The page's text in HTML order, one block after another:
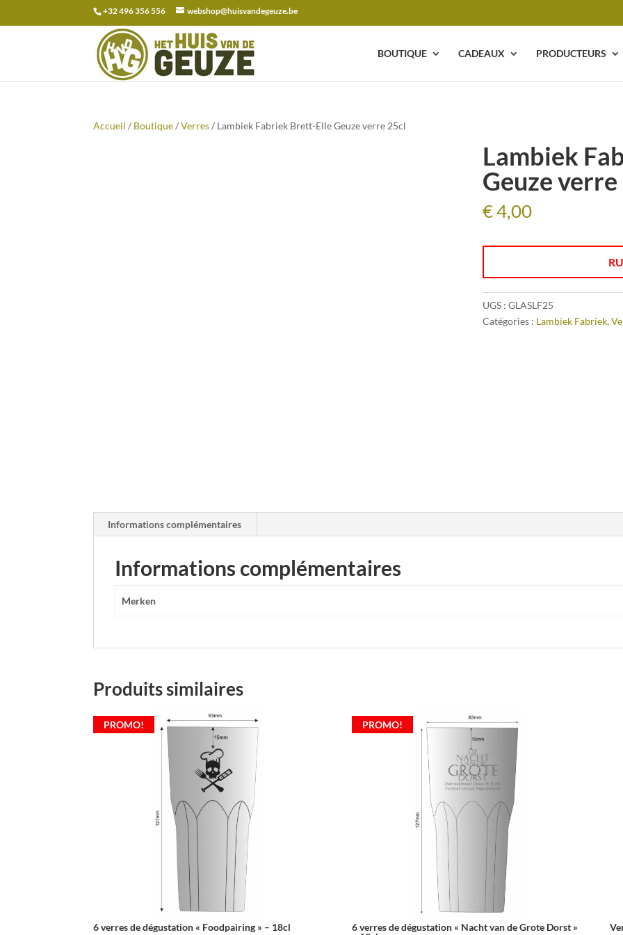
+32 496 356 556 webshop@huisvandegeuze.be
BOUTIQUE CADEAUX PRODUCTEURS
Recherche
pour :
Accueil / Boutique/Verres/ Lambiek Fabriek Brett-Elle Geuze verre 25cl
Lambiek
Geuze
€4,00
UGS : GLASLF25
Catégories : Lambiek Fabriek,
Informations complémentaires
Informations complémentaires
Merken
Produits similaires
PROMO!
6 verres de dégustation « Foodpairing » – 18cl
PROMO!
6 verres de dégustation « Nacht van de Grote Dorst »